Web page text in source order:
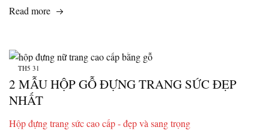
Read more
TH5 31
2 MẪU HỘP GỖ ĐỰNG TRANG SỨC ĐẸP
NHẤT
Hộp đựng trang sức cao cấp - đẹp và sang trọng